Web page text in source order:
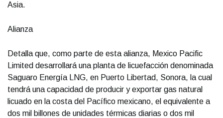
Asia.
Alianza
Detalla que, como parte de esta alianza, Mexico Pacific
Limited desarrollará una planta de licuefacción denominada
Saguaro Energía LNG, en Puerto Libertad, Sonora, la cual
tendrá una capacidad de producir y exportar gas natural
licuado en la costa del Pacífico mexicano, el equivalente a
dos mil billones de unidades térmicas diarias o dos mil